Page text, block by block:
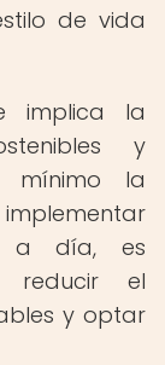
de vida
implica la
y
mínimo la
a día, es
reducir el
y optar